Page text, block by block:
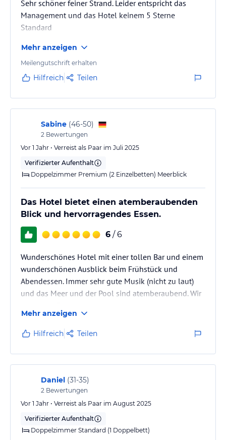
über eine Regendusche, eine Minibar (gegen Aufpreis),
kostenfreies WLAN, Klimaanlage, COCO-MAT-Matratzen, Bügeleisen
/ -brett, Kaffee- und Teezubehör (gegen Aufpreis) und WLAN-
Hinweis: Allgemeine und unverbindliche
Hoteliers-/Veranstalter-/Kataloginformationen. Alle Angaben
ohne Gewähr und ohne Prüfung durch HolidayCheck. Bitte
Sehr schöner feiner Strand. Leider entspricht das
Management und das Hotel keinem 5 Sterne
Standard
Mehr anzeigen
Meilengutschrift erhalten
Hilfreich Teilen
Sabine (46-50)
2 Bewertungen
Vor 1 Jahr • Verreist als Paar im Juli 2025
Verifizierter Aufenthalt
Doppelzimmer Premium (2 Einzelbetten) Meerblick
Das Hotel bietet einen atemberaubenden
Blick und hervorragendes Essen.
6 / 6
Wunderschönes Hotel mit einer tollen Bar und einem
wunderschönen Ausblick beim Frühstück und
Abendessen. Immer sehr gute Musik (nicht zu laut)
und das Meer und der Pool sind atemberaubend. Wir
wiederholen. :-)
Mehr anzeigen
Hilfreich Teilen
Daniel (31-35)
2 Bewertungen
Vor 1 Jahr • Verreist als Paar im August 2025
Verifizierter Aufenthalt
Doppelzimmer Standard (1 Doppelbett)